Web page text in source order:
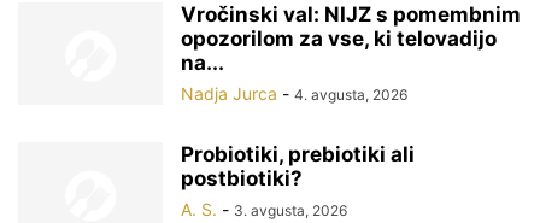
Vročinski val: NIJZ s pomembnim
opozorilom za vse, ki telovadijo
na...
Nadja Jurca - 4. avgusta, 2026
Probiotiki, prebiotiki ali
postbiotiki?
A. S. - 3. avgusta, 2026